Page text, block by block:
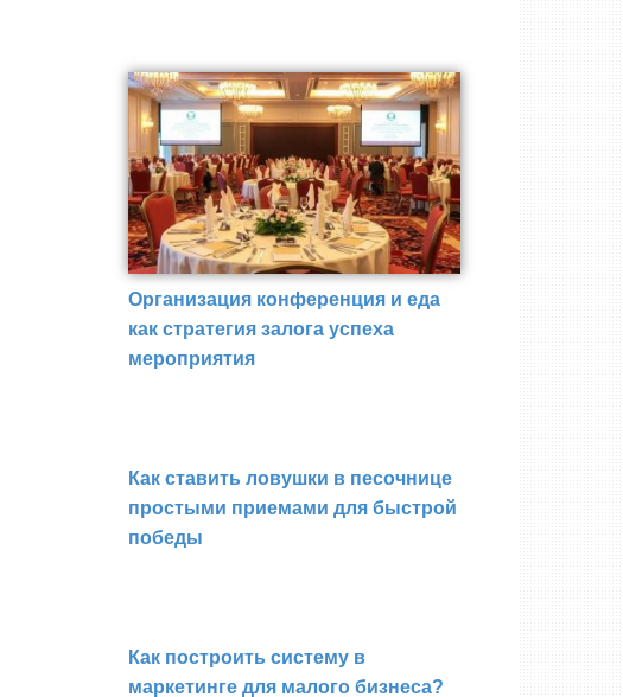
Организация конференция и еда
как стратегия залога успеха
мероприятия
Как ставить ловушки в песочнице
простыми приемами для быстрой
победы
Как построить систему в
маркетинге для малого бизнеса?